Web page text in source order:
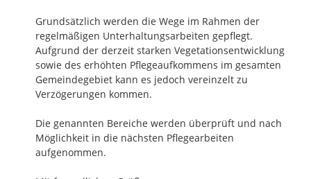
Grundsätzlich werden die Wege im Rahmen der
regelmäßigen Unterhaltungsarbeiten gepflegt.
Aufgrund der derzeit starken Vegetationsentwicklung
sowie des erhöhten Pflegeaufkommens im gesamten
Gemeindegebiet kann es jedoch vereinzelt zu
Verzögerungen kommen.
Die genannten Bereiche werden überprüft und nach
Möglichkeit in die nächsten Pflegearbeiten
aufgenommen.